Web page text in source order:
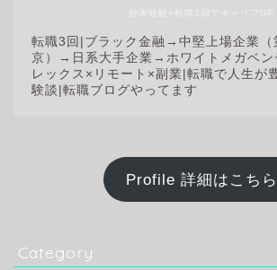
@未経験×転職3回でキャリアUP
転職3回| ブラック金融→中堅上場企業（
京）→日系大手企業→ホワイトメガベン
レックス×リモート×副業|転職で人生が
験談|転職ブログやってます
Profile 詳細はこちら
Category